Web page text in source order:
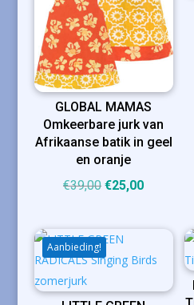
GLOBAL MAMAS
Omkeerbare jurk van
Afrikaanse batik in geel
en oranje
€39,00 Oorspronkelijke
€39,00.
€25,00Huidige
Aanbieding!